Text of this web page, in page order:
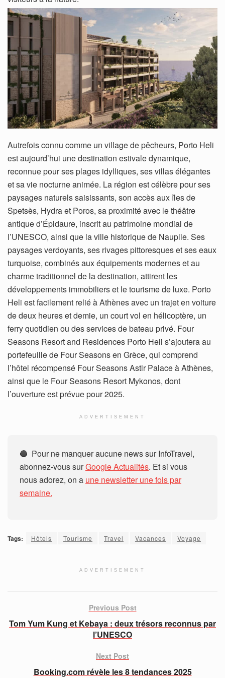
Autrefois connu comme un village de pêcheurs, Porto Heli
est aujourd’hui une destination estivale dynamique,
reconnue pour ses plages idylliques, ses villas élégantes
et sa vie nocturne animée. La région est célèbre pour ses
paysages naturels saisissants, son accès aux îles de
Spetsès, Hydra et Poros, sa proximité avec le théâtre
antique d’Épidaure, inscrit au patrimoine mondial de
l’UNESCO, ainsi que la ville historique de Nauplie. Ses
paysages verdoyants, ses rivages pittoresques et ses eaux
turquoise, combinés aux équipements modernes et au
charme traditionnel de la destination, attirent les
développements immobiliers et le tourisme de luxe. Porto
Heli est facilement relié à Athènes avec un trajet en voiture
de deux heures et demie, un court vol en hélicoptère, un
ferry quotidien ou des services de bateau privé. Four
Seasons Resort and Residences Porto Heli s’ajoutera au
portefeuille de Four Seasons en Grèce, qui comprend
l’hôtel récompensé Four Seasons Astir Palace à Athènes,
ainsi que le Four Seasons Resort Mykonos, dont
l’ouverture est prévue pour 2025.
ADVERTISEMENT
🔵 Pour ne manquer aucune news sur InfoTravel,
abonnez-vous surGoogle Actualités. Et si vous
nous adorez, on a une newsletter une fois par
semaine.
Tags: Hôtels Tourisme Travel Vacances Voyage
ADVERTISEMENT
Previous Post
Tom Yum Kung et Kebaya : deux trésors reconnus par
l’UNESCO
Next Post
Booking.com révèle les 8 tendances 2025